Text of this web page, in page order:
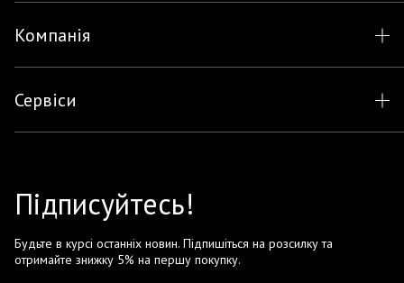
Компанія
Сервіси
Підписуйтесь!
Будьте в курсі останніх новин. Підпишіться на розсилку та
отримайте знижку 5% на першу покупку.